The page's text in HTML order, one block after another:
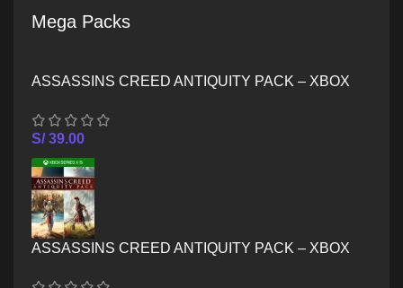
Mega Packs
ASSASSINS CREED ANTIQUITY PACK – XBOX
S/39.00
ASSASSINS CREED ANTIQUITY PACK – XBOX